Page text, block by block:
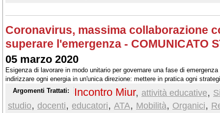
Coronavirus, massima collaborazione
superare l'emergenza - COMUNICATO
05 marzo 2020
Esigenza di lavorare in modo unitario per governare una fase di
indirizzare ogni energia in un'unica direzione: mettere in pratica ogni
della sicurezza del milione di lavoratrici e lavoratori che compongono il
Argomenti Trattati: Incontro Miur, attività educative,
studio, docenti, educatori, ATA, Mobilità, Organici,